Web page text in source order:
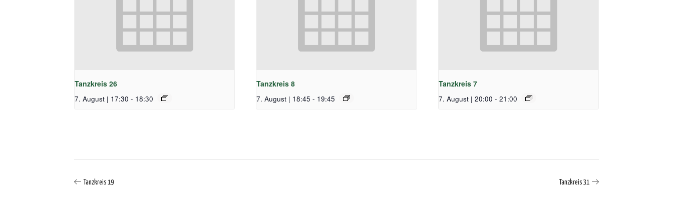
Tanzkreis 26
7. August | 17:30 - 18:30
Tanzkreis 8
7. August | 18:45 - 19:45
Tanzkreis 7
7. August | 20:00 - 21:00
Tanzkreis 19 Tanzkreis 31